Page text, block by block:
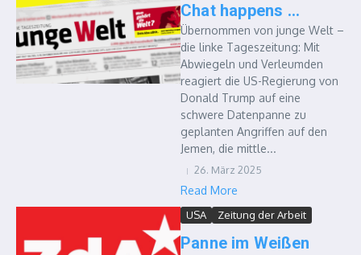
Chat happens …
Übernommen von junge Welt –
die linke Tageszeitung: Mit
Abwiegeln und Verleumden
reagiert die US-Regierung von
Donald Trump auf eine
schwere Datenpanne zu
geplanten Angriffen auf den
Jemen, die mittle...
26. März 2025
Read More
USA Zeitung der Arbeit
Panne im Weißen